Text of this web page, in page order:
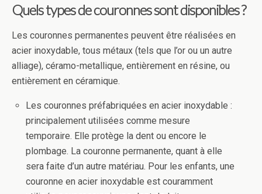
Quels types de couronnes sont disponibles ?
Les couronnes permanentes peuvent être réalisées en
acier inoxydable, tous métaux (tels que l’or ou un autre
alliage), céramo-metallique, entièrement en résine, ou
entièrement en céramique.
Les couronnes préfabriquées en acier inoxydable :
principalement utilisées comme mesure
temporaire. Elle protège la dent ou encore le
plombage. La couronne permanente, quant à elle
sera faite d’un autre matériau. Pour les enfants, une
couronne en acier inoxydable est couramment